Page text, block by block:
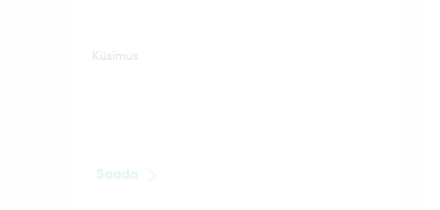
Küsimus
Saada